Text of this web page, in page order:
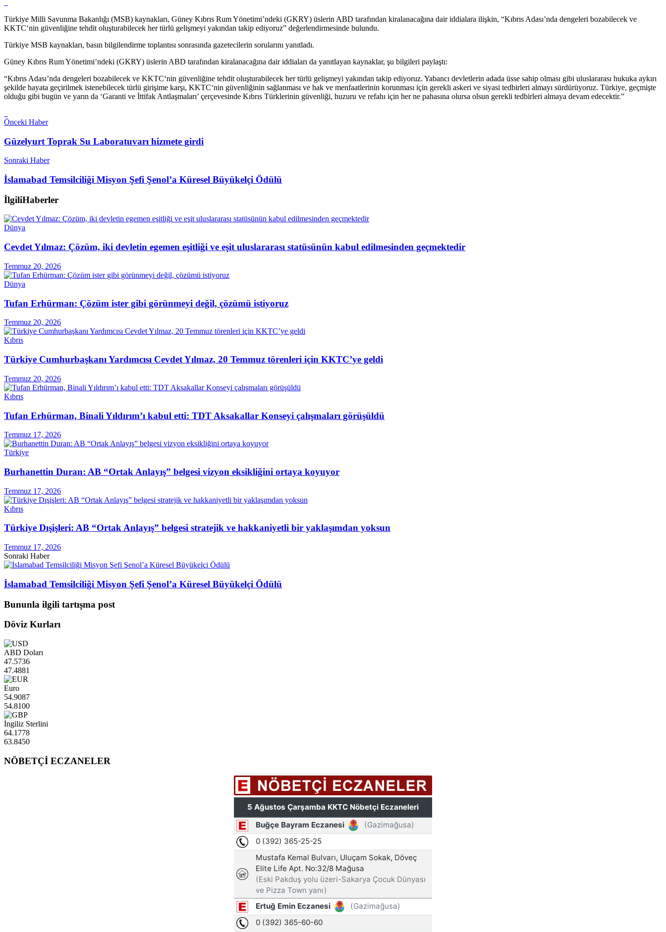
Türkiye Milli Savunma Bakanlığı (MSB) kaynakları, Güney Kıbrıs Rum Yönetimi’ndeki (GKRY) üslerin ABD tarafından kiralanacağına dair iddialara ilişkin, “Kıbrıs Adası’nda dengeleri bozabilecek ve
KKTC‘nin güvenliğine tehdit oluşturabilecek her türlü gelişmeyi yakından takip ediyoruz” değerlendirmesinde bulundu.
Türkiye MSB kaynakları, basın bilgilendirme toplantısı sonrasında gazetecilerin sorularını yanıtladı.
Güney Kıbrıs Rum Yönetimi’ndeki (GKRY) üslerin ABD tarafından kiralanacağına dair iddiaları da yanıtlayan kaynaklar, şu bilgileri paylaştı:
“Kıbrıs Adası’nda dengeleri bozabilecek ve KKTC‘nin güvenliğine tehdit oluşturabilecek her türlü gelişmeyi yakından takip ediyoruz. Yabancı devletlerin adada üsse sahip olması gibi uluslararası hukuka aykırı
şekilde hayata geçirilmek istenebilecek türlü girişime karşı, KKTC‘nin güvenliğinin sağlanması ve hak ve menfaatlerinin korunması için gerekli askeri ve siyasi tedbirleri almayı sürdürüyoruz. Türkiye, geçmişte
olduğu gibi bugün ve yarın da ‘Garanti ve İttifak Antlaşmaları’ çerçevesinde Kıbrıs Türklerinin güvenliği, huzuru ve refahı için her ne pahasına olursa olsun gerekli tedbirleri almaya devam edecektir.”
Önceki Haber
Güzelyurt Toprak Su Laboratuvarı hizmete girdi
Sonraki Haber
İslamabad Temsilciliği Misyon Şefi Şenol’a Küresel Büyükelçi Ödülü
İlgiliHaberler
Dünya
Cevdet Yılmaz: Çözüm, iki devletin egemen eşitliği ve eşit uluslararası statüsünün kabul edilmesinden geçmektedir
Temmuz 20, 2026
Dünya
Tufan Erhürman: Çözüm ister gibi görünmeyi değil, çözümü istiyoruz
Temmuz 20, 2026
Kıbrıs
Türkiye Cumhurbaşkanı Yardımcısı Cevdet Yılmaz, 20 Temmuz törenleri için KKTC’ye geldi
Temmuz 20, 2026
Kıbrıs
Tufan Erhürman, Binali Yıldırım’ı kabul etti: TDT Aksakallar Konseyi çalışmaları görüşüldü
Temmuz 17, 2026
Türkiye
Burhanettin Duran: AB “Ortak Anlayış” belgesi vizyon eksikliğini ortaya koyuyor
Temmuz 17, 2026
Kıbrıs
Türkiye Dışişleri: AB “Ortak Anlayış” belgesi stratejik ve hakkaniyetli bir yaklaşımdan yoksun
Temmuz 17, 2026
Sonraki Haber
İslamabad Temsilciliği Misyon Şefi Şenol’a Küresel Büyükelçi Ödülü
Bununla ilgili tartışma post
Döviz Kurları
ABD Doları
47.5736
47.4881
Euro
54.9087
54.8100
İngiliz Sterlini
64.1778
63.8450
NÖBETÇİ ECZANELER